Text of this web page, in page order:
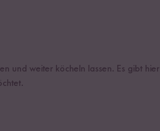
und weiter köcheln lassen. Es gibt hier